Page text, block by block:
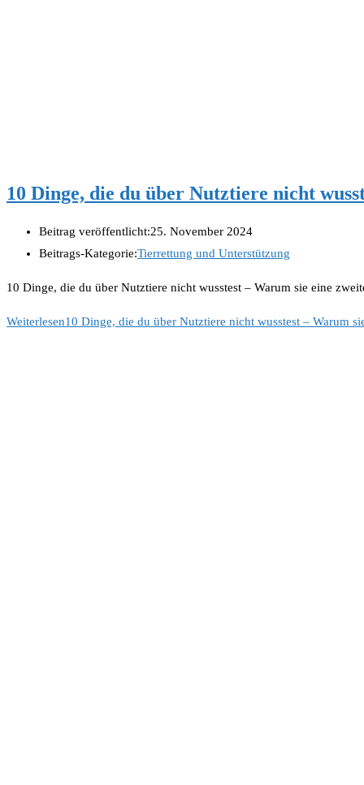
10 Dinge, die du über Nutztiere nicht
Beitrag veröffentlicht:25. November 2024
Beitrags-Kategorie:Tierrettung und Unterstützung
10 Dinge, die du über Nutztiere nicht wusstest – Warum sie eine
Weiterlesen10 Dinge, die du über Nutztiere nicht wusstest – Warum